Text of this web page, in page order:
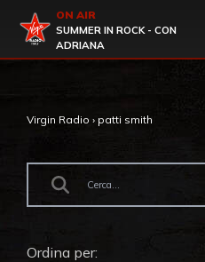
Virgin Radio
ON AIR
SUMMER IN ROCK - CON
ADRIANA
Virgin Radio › patti smith
Ordina per: